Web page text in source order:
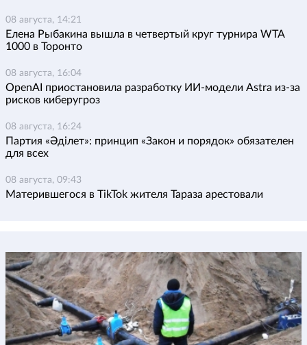
08 августа, 14:21
Елена Рыбакина вышла в четвертый круг турнира WTA
1000 в Торонто
08 августа, 16:04
OpenAI приостановила разработку ИИ-модели Astra из-за
рисков киберугроз
08 августа, 16:24
Партия «Әділет»: принцип «Закон и порядок» обязателен
для всех
08 августа, 09:43
Матерившегося в TikTok жителя Тараза арестовали